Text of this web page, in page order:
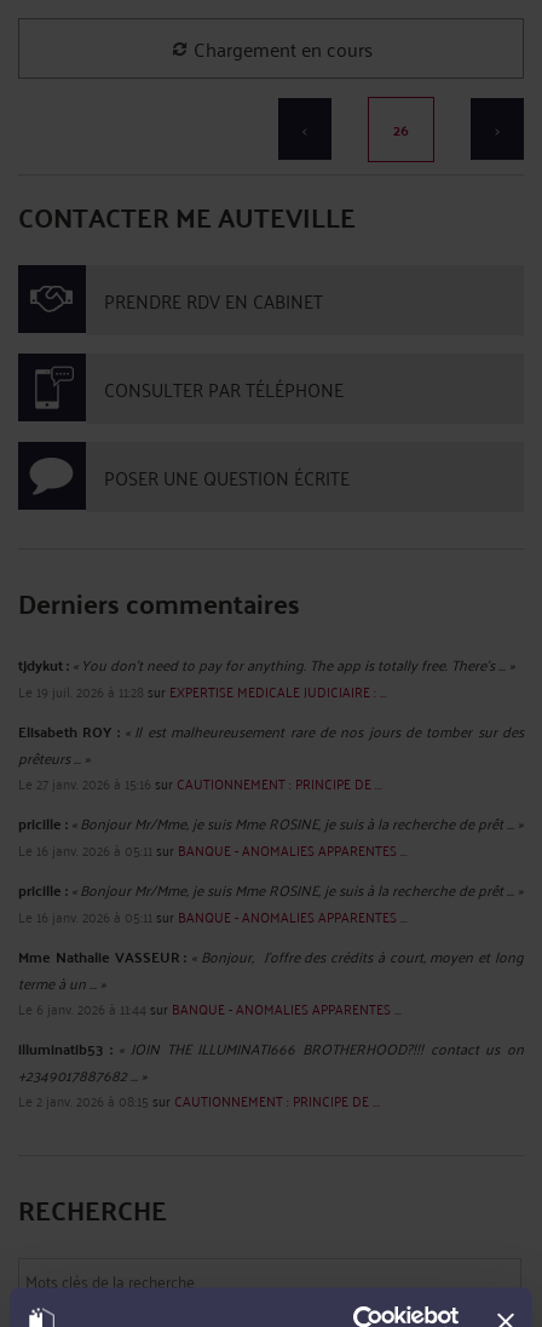
TRANSPORT AERIEN : INDEMNISATIONEN CAS D’ANNULATION DU
VOL
ParRaymond AUTEVILLEle 23/03/2020
Des voyageurs finlandais, sur une Compagne aérienne finlandaise, ont réservé
un vol direct Helsinki-Singapour. Le vol a été annulé en raison d'un problème
technique survenu sur l'avion. Les voyageurs ont été réacheminés sur un vol
Helsinki-Singapour avec correspondance. Le ...
OBLIGATIONS : PRESCRIPTION
ParRaymond AUTEVILLEle 17/03/2020
Une société a réalisé trois études en mars 2008 et octobre 2009 pour le compte
4 juin 2010, la société prestataire a établi trois factures, restées impayées, et, le 2
...Lire la suite >
Le jeudi 12 mars 2020 le Président de la République, a annoncé le stade deux
Samedi 14 mars 2020, le Premier ministre a annoncé le passage ...